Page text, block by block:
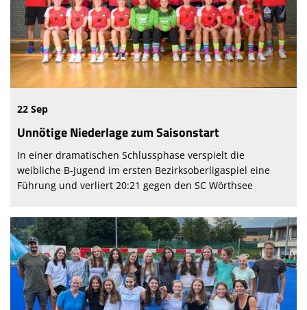
22 Sep
Unnötige Niederlage zum Saisonstart
In einer dramatischen Schlussphase verspielt die
weibliche B-Jugend im ersten Bezirksoberligaspiel eine
Führung und verliert 20:21 gegen den SC Wörthsee